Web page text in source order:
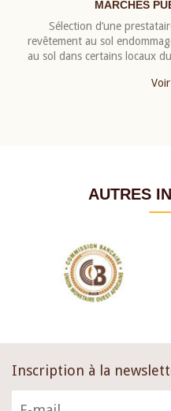
MARCHÉS
Sélection d’une
revêtement au sol
au sol dans certains locaux
Voir
AUTRES
Inscription à la